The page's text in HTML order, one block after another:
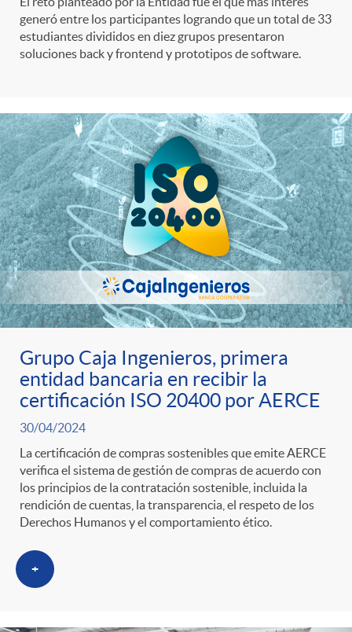
p
e
n
s
a
g
r
í
a
s
l
F
i
l
t
r
o
C
a
t
e
c
n
t
e
n
i
d
o
s
generó entre los participantes logrando que un total de 33
estudiantes divididos en diez grupos presentaron
soluciones back y frontend y prototipos de software.
Grupo Caja Ingenieros, primera
entidad bancaria en recibir la
certificación ISO 20400 por AERCE
30/04/2024
La certificación de compras sostenibles que emite AERCE
verifica el sistema de gestión de compras de acuerdo con
los principios de la contratación sostenible, incluida la
rendición de cuentas, la transparencia, el respeto de los
Derechos Humanos y el comportamiento ético.
+